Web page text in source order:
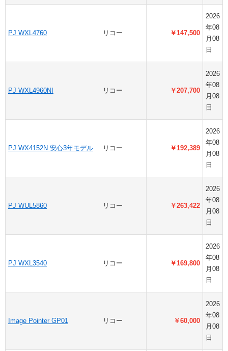
PJ WXL4760 リコー ￥147,500
2026
年08
月08
日
PJ WXL4960NI リコー ￥207,700
2026
年08
月08
日
PJ WX4152N 安心3年モデル リコー ￥192,389
2026
年08
月08
日
PJ WUL5860 リコー ￥263,422
2026
年08
月08
日
PJ WXL3540 リコー ￥169,800
2026
年08
月08
日
Image Pointer GP01 リコー ￥60,000
2026
年08
月08
日